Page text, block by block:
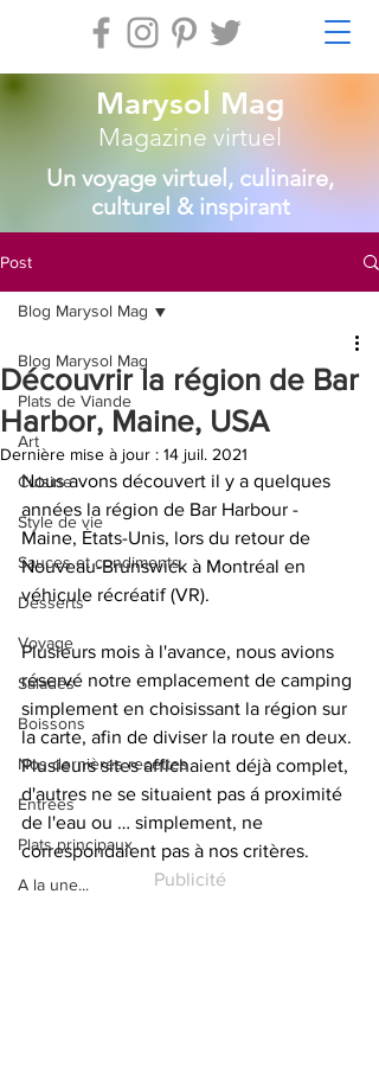
Marysol Mag
Magazine virtuel
Un voyage virtuel, culinaire,
culturel & inspirant
Post
Blog Marysol Mag
Plats de Viande
Art
Cuisine
Style de vie
Sauces et condiments
Desserts
Voyage
Salades
Boissons
Nos dernières recettes
Entrées
Plats principaux
A la une...
Blog Marysol Mag
Découvrir la région de Bar
Harbor, Maine, USA
Dernière mise à jour : 14 juil. 2021
Nous avons découvert il y a quelques
années la région de Bar Harbour -
Maine, Ėtats-Unis, lors du retour de
Nouveau-Brunswick à Montréal en
véhicule récréatif (VR).
Plusieurs mois à l'avance, nous avions
réservé notre emplacement de camping
simplement en choisissant la région sur
la carte, afin de diviser la route en deux.
Plusieurs sites affichaient déjà complet,
d'autres ne se situaient pas á proximité
de l'eau ou … simplement, ne
correspondaient pas à nos critères.
Publicité